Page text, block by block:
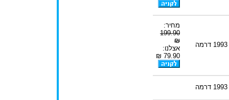
1993 דרמה
מחיר:
199.90
₪
אצלנו:
79.90 ₪
1993 דרמה